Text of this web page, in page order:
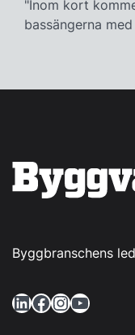
"Inom kort
bassängerna
Byggbranschens
LinkedIn Facebook InstagramYouTube